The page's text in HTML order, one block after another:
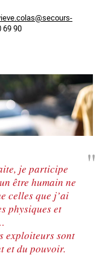
69 90
je participe
être humain ne
celles que j’ai
physiques et
exploiteurs sont
et du pouvoir.